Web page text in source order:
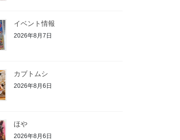
イベント情報
2026年8月7日
カブトムシ
2026年8月6日
ほや
2026年8月6日